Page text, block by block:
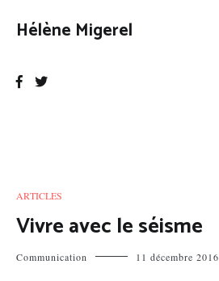
Hélène Migerel
ARTICLES
Vivre avec le séisme
Communication 11 décembre 2016